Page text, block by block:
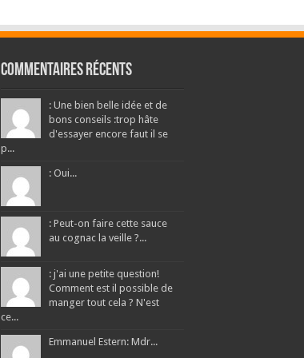
Commentaires récents
: Une bien belle idée et de
bons conseils :trop hâte
d'essayer encore faut il se
p...
: Oui...
: Peut-on faire cette sauce
au cognac la veille ?...
: j'ai une petite question!
Comment est il possible de
manger tout cela ? N'est
ce...
Emmanuel Estern: Mdr...